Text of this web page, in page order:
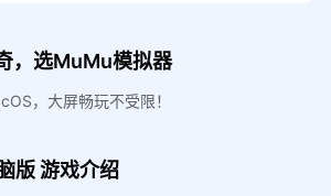
，选MuMu模拟器
，大屏畅玩不受限！
版游戏介绍